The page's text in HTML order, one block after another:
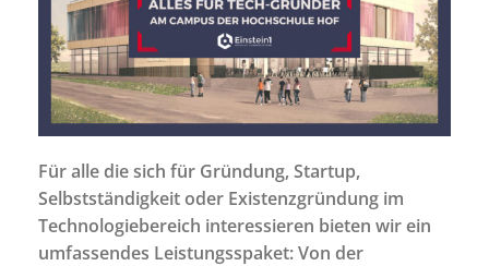
Für alle die sich für Gründung, Startup,
Selbstständigkeit oder Existenzgründung im
Technologiebereich interessieren bieten wir ein
umfassendes Leistungsspaket: Von der